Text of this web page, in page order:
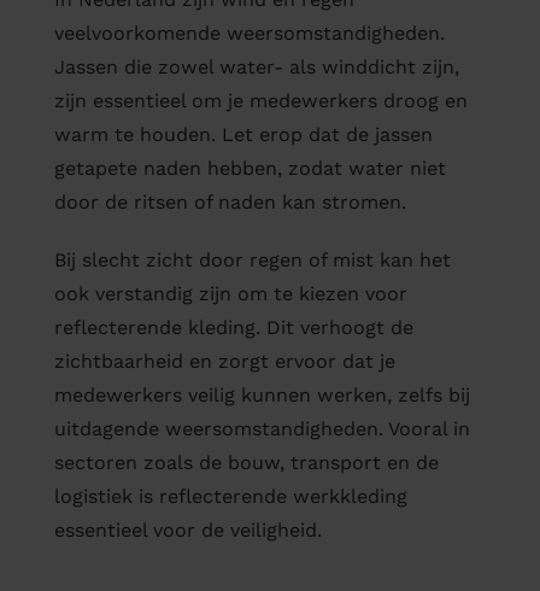
veelvoorkomende weersomstandigheden.
Jassen die zowel water- als winddicht zijn,
zijn essentieel om je medewerkers droog en
warm te houden. Let erop dat de jassen
getapete naden hebben, zodat water niet
door de ritsen of naden kan stromen.
Bij slecht zicht door regen of mist kan het
ook verstandig zijn om te kiezen voor
reflecterende kleding. Dit verhoogt de
zichtbaarheid en zorgt ervoor dat je
medewerkers veilig kunnen werken, zelfs bij
uitdagende weersomstandigheden. Vooral in
sectoren zoals de bouw, transport en de
logistiek is reflecterende werkkleding
essentieel voor de veiligheid.